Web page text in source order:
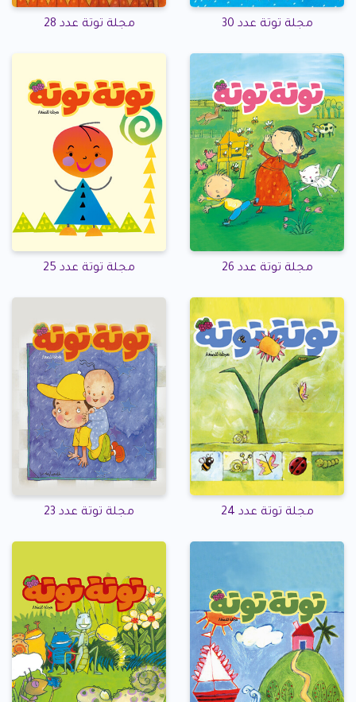
مجلة توتة عدد 30 مجلة توتة عدد 28
مجلة توتة عدد 26 مجلة توتة عدد 25
مجلة توتة عدد 24 مجلة توتة عدد 23